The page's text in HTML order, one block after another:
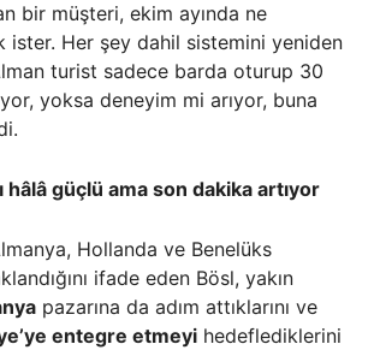
bir müşteri, ekim ayında ne
ister. Her şey dahil sistemini yeniden
turist sadece barda oturup 30
yoksa deneyim mi arıyor, buna
hâlâ güçlü ama son dakika artıyor
Hollanda ve Benelüks
ifade eden Bösl, yakın
pazarına da adım attıklarını ve
entegre etmeyi hedeflediklerini